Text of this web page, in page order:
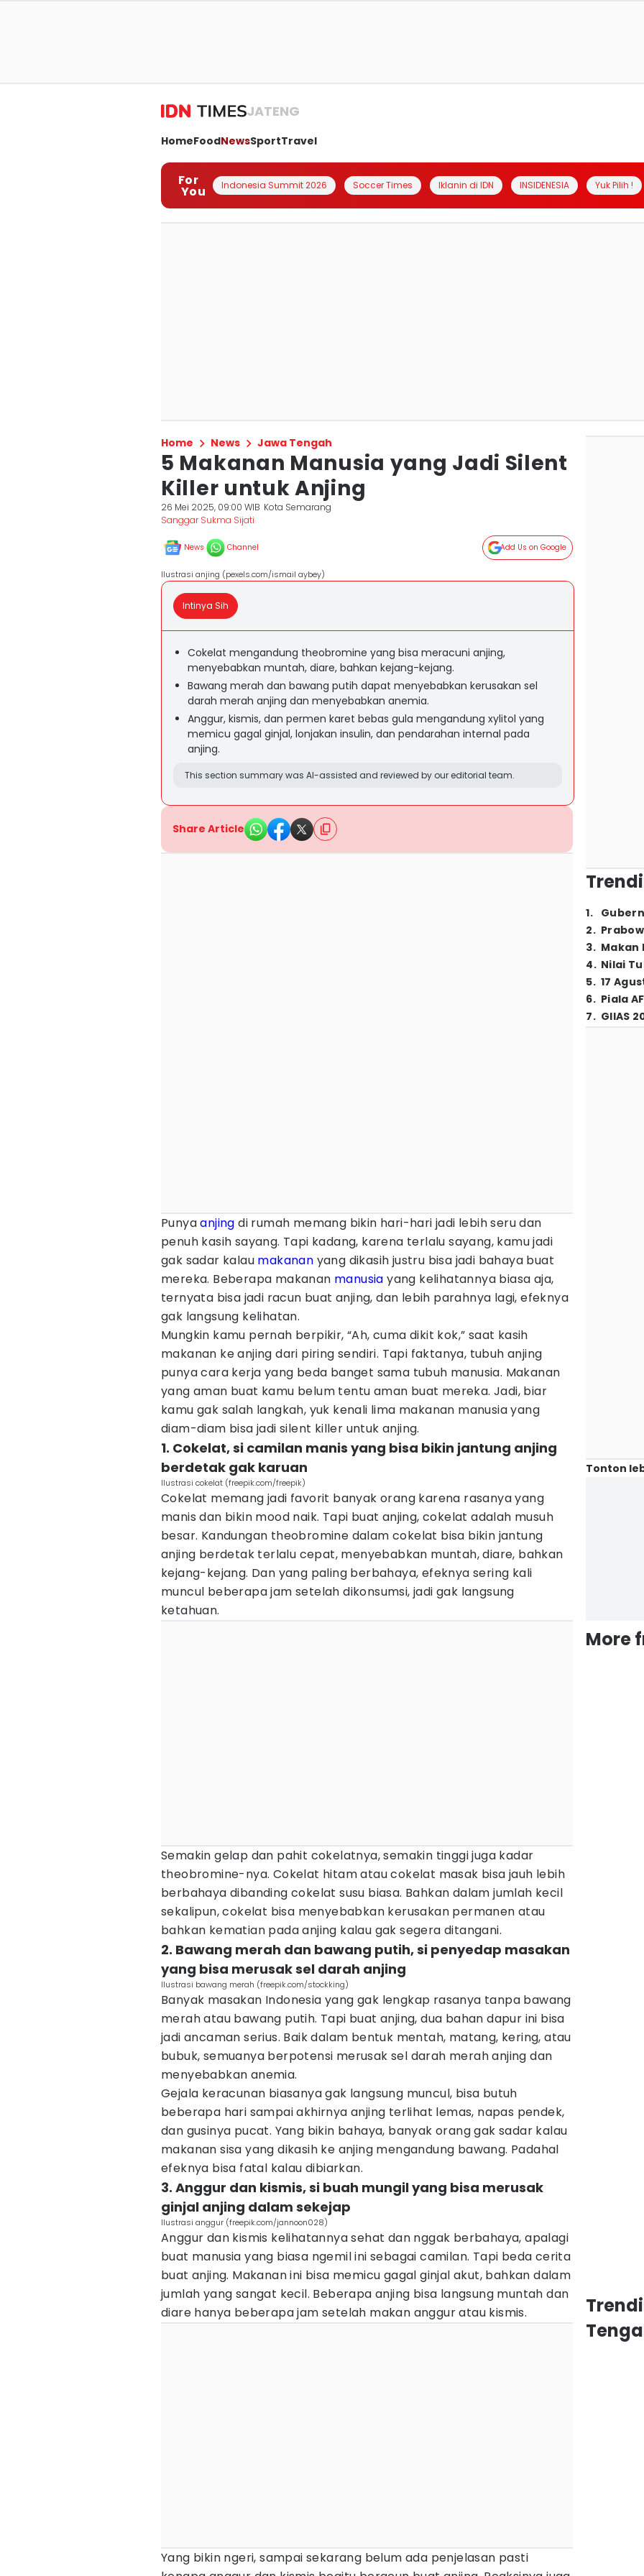
JATENG
HomeFoodNewsSportTravel
For
You Indonesia Summit 2026 Soccer Times Iklanin di IDN INSIDENESIA Yuk Pilih !
Home News Jawa Tengah
5 Makanan Manusia yang Jadi Silent
Killer untuk Anjing
26 Mei 2025, 09:00 WIB Kota Semarang
Sanggar Sukma Sijati
News Channel Add Us on Google
Ilustrasi anjing (pexels.com/ismail aybey)
Intinya Sih
Cokelat mengandung theobromine yang bisa meracuni anjing,
menyebabkan muntah, diare, bahkan kejang-kejang.
Bawang merah dan bawang putih dapat menyebabkan kerusakan sel
darah merah anjing dan menyebabkan anemia.
Anggur, kismis, dan permen karet bebas gula mengandung xylitol yang
memicu gagal ginjal, lonjakan insulin, dan pendarahan internal pada
anjing.
This section summary was AI-assisted and reviewed by our editorial team.
Share Article
Punyaanjing di rumah memang bikin hari-hari jadi lebih seru dan
penuh kasih sayang. Tapi kadang, karena terlalu sayang, kamu jadi
gak sadar kalau makanan yang dikasih justru bisa jadi bahaya buat
mereka. Beberapa makanan manusia yang kelihatannya biasa aja,
ternyata bisa jadi racun buat anjing, dan lebih parahnya lagi, efeknya
gak langsung kelihatan.
Mungkin kamu pernah berpikir, “Ah, cuma dikit kok,” saat kasih
makanan ke anjing dari piring sendiri. Tapi faktanya, tubuh anjing
punya cara kerja yang beda banget sama tubuh manusia. Makanan
yang aman buat kamu belum tentu aman buat mereka. Jadi, biar
kamu gak salah langkah, yuk kenali lima makanan manusia yang
diam-diam bisa jadi silent killer untuk anjing.
1. Cokelat, si camilan manis yang bisa bikin jantung anjing
berdetak gak karuan
Ilustrasi cokelat (freepik.com/freepik)
Cokelat memang jadi favorit banyak orang karena rasanya yang
manis dan bikin mood naik. Tapi buat anjing, cokelat adalah musuh
besar. Kandungan theobromine dalam cokelat bisa bikin jantung
anjing berdetak terlalu cepat, menyebabkan muntah, diare, bahkan
kejang-kejang. Dan yang paling berbahaya, efeknya sering kali
muncul beberapa jam setelah dikonsumsi, jadi gak langsung
ketahuan.
Semakin gelap dan pahit cokelatnya, semakin tinggi juga kadar
theobromine-nya. Cokelat hitam atau cokelat masak bisa jauh lebih
berbahaya dibanding cokelat susu biasa. Bahkan dalam jumlah kecil
sekalipun, cokelat bisa menyebabkan kerusakan permanen atau
bahkan kematian pada anjing kalau gak segera ditangani.
2. Bawang merah dan bawang putih, si penyedap masakan
yang bisa merusak sel darah anjing
Ilustrasi bawang merah (freepik.com/stockking)
Banyak masakan Indonesia yang gak lengkap rasanya tanpa bawang
merah atau bawang putih. Tapi buat anjing, dua bahan dapur ini bisa
jadi ancaman serius. Baik dalam bentuk mentah, matang, kering, atau
bubuk, semuanya berpotensi merusak sel darah merah anjing dan
menyebabkan anemia.
Gejala keracunan biasanya gak langsung muncul, bisa butuh
beberapa hari sampai akhirnya anjing terlihat lemas, napas pendek,
dan gusinya pucat. Yang bikin bahaya, banyak orang gak sadar kalau
makanan sisa yang dikasih ke anjing mengandung bawang. Padahal
efeknya bisa fatal kalau dibiarkan.
3. Anggur dan kismis, si buah mungil yang bisa merusak
ginjal anjing dalam sekejap
Ilustrasi anggur (freepik.com/jannoon028)
Anggur dan kismis kelihatannya sehat dan nggak berbahaya, apalagi
buat manusia yang biasa ngemil ini sebagai camilan. Tapi beda cerita
buat anjing. Makanan ini bisa memicu gagal ginjal akut, bahkan dalam
jumlah yang sangat kecil. Beberapa anjing bisa langsung muntah dan
diare hanya beberapa jam setelah makan anggur atau kismis.
Yang bikin ngeri, sampai sekarang belum ada penjelasan pasti
1.
2.
3. Makan
4. Nilai
5. 17
6. Piala
7. GIIAS
Tonton
More